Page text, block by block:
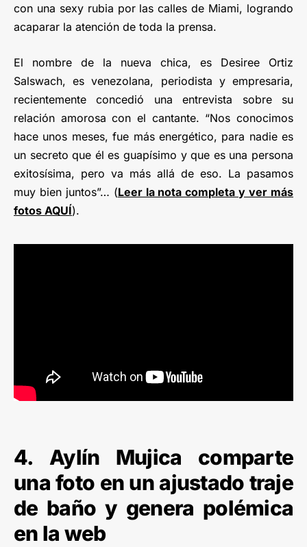
con una sexy rubia por las calles de Miami, logrando
acaparar la atención de toda la prensa.
El nombre de la nueva chica, es Desiree Ortiz
Salswach, es venezolana, periodista y empresaria,
recientemente concedió una entrevista sobre su
relación amorosa con el cantante. “Nos conocimos
hace unos meses, fue más energético, para nadie es
un secreto que él es guapísimo y que es una persona
exitosísima, pero va más allá de eso. La pasamos
muy bien juntos”… (Leer la nota completa y ver más
fotos AQUÍ).
4. Aylín Mujica comparte
una foto en un ajustado traje
de baño y genera polémica
en la web